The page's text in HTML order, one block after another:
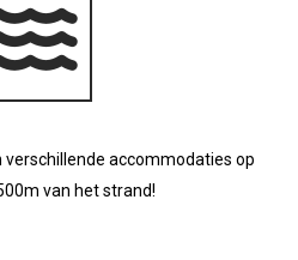
verschillende accommodaties op
van het strand!